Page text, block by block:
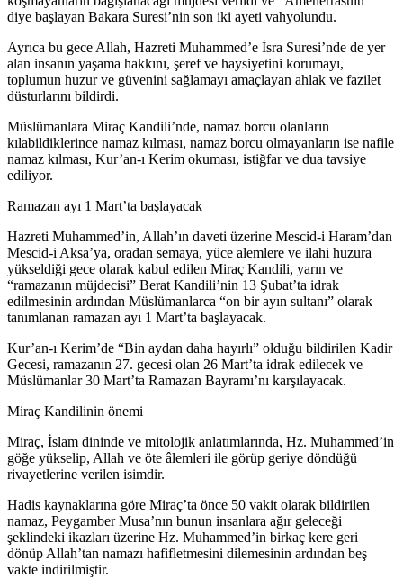
diye başlayan Bakara Suresi’nin son iki ayeti vahyolundu.
Ayrıca bu gece Allah, Hazreti Muhammed’e İsra Suresi’nde de yer
alan insanın yaşama hakkını, şeref ve haysiyetini korumayı,
toplumun huzur ve güvenini sağlamayı amaçlayan ahlak ve fazilet
düsturlarını bildirdi.
Müslümanlara Miraç Kandili’nde, namaz borcu olanların
kılabildiklerince namaz kılması, namaz borcu olmayanların ise nafile
namaz kılması, Kur’an-ı Kerim okuması, istiğfar ve dua tavsiye
ediliyor.
Ramazan ayı 1 Mart’ta başlayacak
Hazreti Muhammed’in, Allah’ın daveti üzerine Mescid-i Haram’dan
Mescid-i Aksa’ya, oradan semaya, yüce alemlere ve ilahi huzura
yükseldiği gece olarak kabul edilen Miraç Kandili, yarın ve
“ramazanın müjdecisi” Berat Kandili’nin 13 Şubat’ta idrak
edilmesinin ardından Müslümanlarca “on bir ayın sultanı” olarak
tanımlanan ramazan ayı 1 Mart’ta başlayacak.
Kur’an-ı Kerim’de “Bin aydan daha hayırlı” olduğu bildirilen Kadir
Gecesi, ramazanın 27. gecesi olan 26 Mart’ta idrak edilecek ve
Müslümanlar 30 Mart’ta Ramazan Bayramı’nı karşılayacak.
Miraç Kandilinin önemi
Miraç, İslam dininde ve mitolojik anlatımlarında, Hz. Muhammed’in
göğe yükselip, Allah ve öte âlemleri ile görüp geriye döndüğü
rivayetlerine verilen isimdir.
Hadis kaynaklarına göre Miraç’ta önce 50 vakit olarak bildirilen
namaz, Peygamber Musa’nın bunun insanlara ağır geleceği
şeklindeki ikazları üzerine Hz. Muhammed’in birkaç kere geri
dönüp Allah’tan namazı hafifletmesini dilemesinin ardından beş
vakte indirilmiştir.